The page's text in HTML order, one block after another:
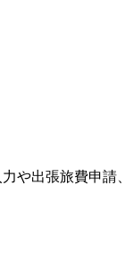
や出張旅費申請、